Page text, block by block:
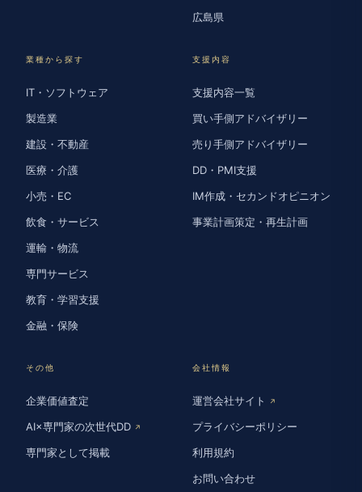
広島県
業種から探す
IT・ソフトウェア
製造業
建設・不動産
医療・介護
小売・EC
飲食・サービス
運輸・物流
専門サービス
教育・学習支援
金融・保険
支援内容
支援内容一覧
買い手側アドバイザリー
売り手側アドバイザリー
DD・PMI支援
IM作成・セカンドオピニオン
事業計画策定・再生計画
その他
企業価値査定
AI×専門家の次世代DD ↗
専門家として掲載
会社情報
運営会社サイト ↗
プライバシーポリシー
利用規約
お問い合わせ